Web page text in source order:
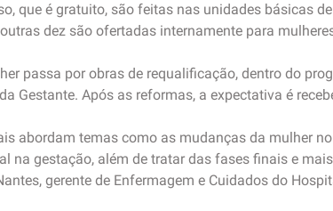
que é gratuito, são feitas nas unidades básicas
dez são ofertadas internamente para
passa por obras de requalificação, dentro do
Gestante. Após as reformas, a expectativa é
abordam temas como as mudanças da mulher
na gestação, além de tratar das fases finais e
gerente de Enfermagem e Cuidados do